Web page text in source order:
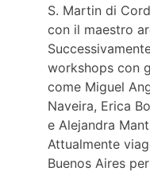
S. Martin di
con il maestro
workshops con
come Miguel
Naveira, Erica
e Alejandra
Attualmente
Buenos Aires